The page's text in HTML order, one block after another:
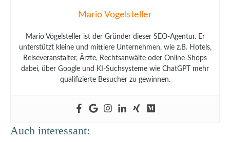
Mario Vogelsteller
Mario Vogelsteller ist der Gründer dieser SEO-Agentur. Er
unterstützt kleine und mittlere Unternehmen, wie z.B. Hotels,
Reiseveranstalter, Ärzte, Rechtsanwälte oder Online-Shops
dabei, über Google und KI-Suchsysteme wie ChatGPT mehr
qualifizierte Besucher zu gewinnen.
Auch interessant: